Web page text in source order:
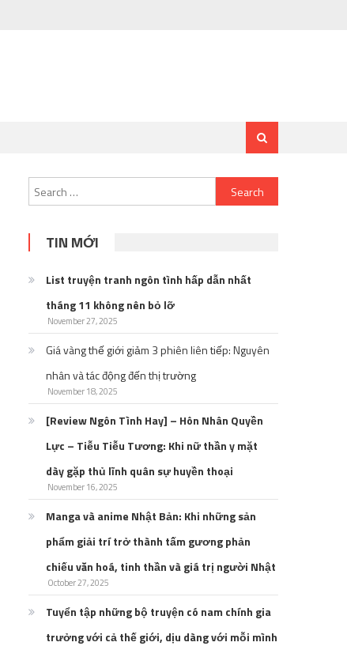
Search
for:
TIN MỚI
List truyện tranh ngôn tình hấp dẫn nhất
tháng 11 không nên bỏ lỡ
November 27, 2025
Giá vàng thế giới giảm 3 phiên liên tiếp: Nguyên
nhân và tác động đến thị trường
November 18, 2025
[Review Ngôn Tình Hay] – Hôn Nhân Quyền
Lực – Tiễu Tiễu Tương: Khi nữ thần y mặt
dày gặp thủ lĩnh quân sự huyền thoại
November 16, 2025
Manga và anime Nhật Bản: Khi những sản
phẩm giải trí trở thành tấm gương phản
chiếu văn hoá, tinh thần và giá trị người Nhật
October 27, 2025
Tuyển tập những bộ truyện có nam chính gia
trưởng với cả thế giới, dịu dàng với mỗi mình